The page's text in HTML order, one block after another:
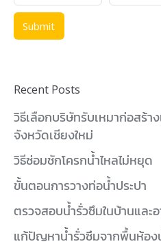
Submit
Recent Posts
วิธีเลือกบริษัทรับเหมาก่อสร้า
จังหวัดเชียงใหม่
วิธีซ่อมชักโครกน้ำไหลไม่หยุด
ขั้นตอนการวางท่อน้ำประปา
ตรวจสอบน้ำรั่วซึมในบ้านและ
แก้ปัญหาน้ำรั่วซึมจากพื้นห้อง